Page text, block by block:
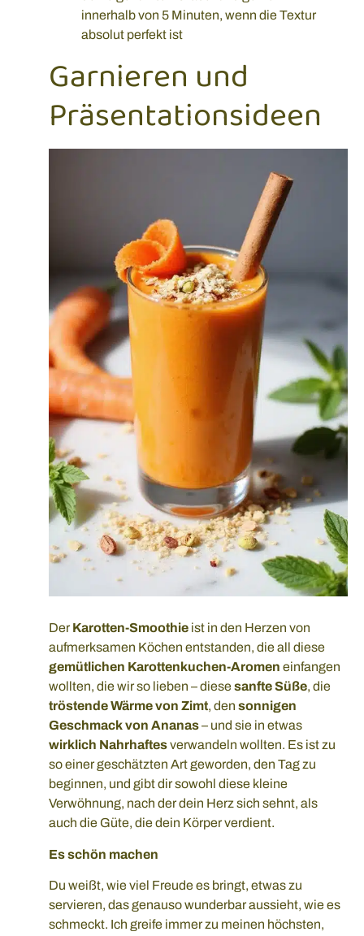
innerhalb von 5 Minuten, wenn die Textur
absolut perfekt ist
Garnieren und
Präsentationsideen
Der Karotten-Smoothie ist in den Herzen von
aufmerksamen Köchen entstanden, die all diese
gemütlichen Karottenkuchen-Aromen einfangen
wollten, die wir so lieben – diesesanfte Süße, die
tröstende Wärme von Zimt, den sonnigen
Geschmack von Ananas– und sie in etwas
wirklich Nahrhaftesverwandeln wollten. Es ist zu
so einer geschätzten Art geworden, den Tag zu
beginnen, und gibt dir sowohl diese kleine
Verwöhnung, nach der dein Herz sich sehnt, als
auch die Güte, die dein Körper verdient.
Es schön machen
Du weißt, wie viel Freude es bringt, etwas zu
servieren, das genauso wunderbar aussieht, wie es
schmeckt. Ich greife immer zu meinen höchsten,